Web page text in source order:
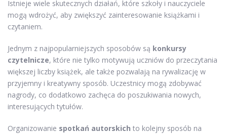
Istnieje wiele skutecznych działań, które szkoły i nauczyciele
mogą wdrożyć, aby zwiększyć zainteresowanie książkami i
czytaniem.
Jednym z najpopularniejszych sposobów są konkursy
czytelnicze, które nie tylko motywują uczniów do przeczytania
większej liczby książek, ale także pozwalają na rywalizację w
przyjemny i kreatywny sposób. Uczestnicy mogą zdobywać
nagrody, co dodatkowo zachęca do poszukiwania nowych,
interesujących tytułów.
Organizowanie spotkań autorskich to kolejny sposób na